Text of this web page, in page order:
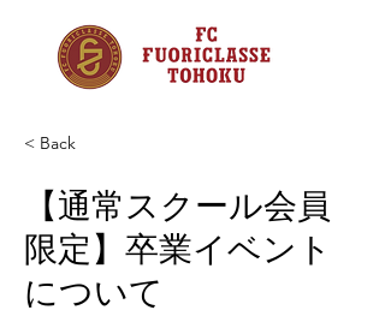
< Back
【通常スクール会員
限定】卒業イベント
について